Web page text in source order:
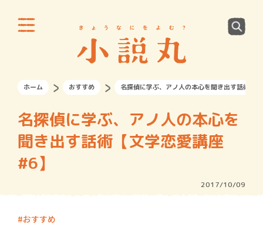
ホーム おすすめ 名探偵に学ぶ、アノ人の本心を聞き出す話術【
名探偵に学ぶ、アノ人の本心を
聞き出す話術【文学恋愛講座
#6】
2017/10/09
おすすめ